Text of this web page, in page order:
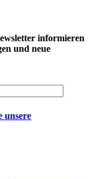
informieren
und neue
unsere